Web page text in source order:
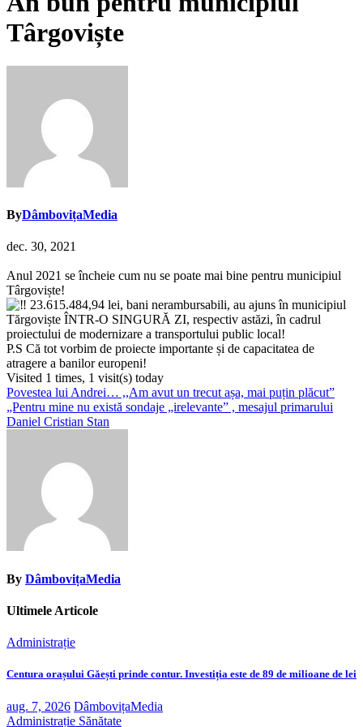
Târgoviște
ByDâmbovițaMedia
dec. 30, 2021
Anul 2021 se încheie cum nu se poate mai bine pentru municipiul
Târgoviște!
23.615.484,94 lei, bani nerambursabili, au ajuns în municipiul
Tărgoviște ÎNTR-O SINGURĂ ZI, respectiv astăzi, în cadrul
proiectului de modernizare a transportului public local!
P.S Că tot vorbim de proiecte importante și de capacitatea de
atragere a banilor europeni!
Visited 1 times, 1 visit(s) today
Navigare
în
Povestea lui Andrei… ,,Am avut un trecut așa, mai puțin plăcut”
„Pentru mine nu există sondaje „irelevante” , mesajul primarului
Daniel Cristian Stan
By DâmbovițaMedia
Ultimele Articole
Administrație
Centura orașului Găești prinde contur. Investiția este de 89 de milioane de lei
aug. 7, 2026 DâmbovițaMedia
Administrație Sănătate